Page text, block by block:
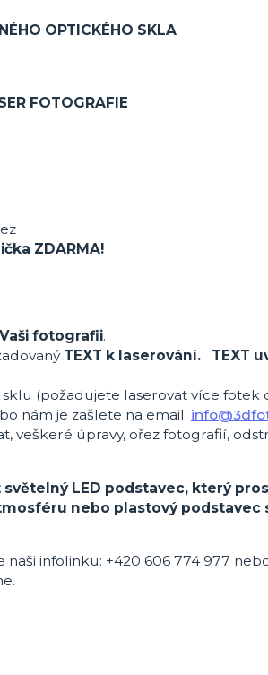
OPTICKÉHO SKLA
FOTOGRAFIE
ZDARMA!
Vaši fotografii.
TEXT k laserování. TEXT
(požadujete laserovat více fotek
nám je zašlete na email:
veškeré úpravy, ořez fotografií,
LED podstavec, který
nebo plastový podstavec
infolinku: +420 606 774 977